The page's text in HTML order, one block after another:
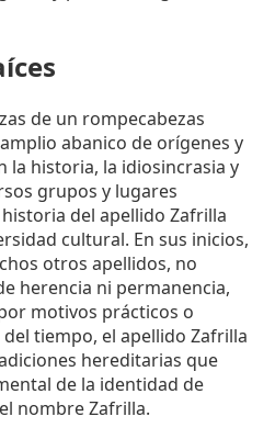
de un rompecabezas
abanico de orígenes y
la historia, la idiosincrasia y
grupos y lugares
del apellido Zafrilla
cultural. En sus inicios,
otros apellidos, no
herencia ni permanencia,
motivos prácticos o
tiempo, el apellido Zafrilla
hereditarias que
de la identidad de
nombre Zafrilla.